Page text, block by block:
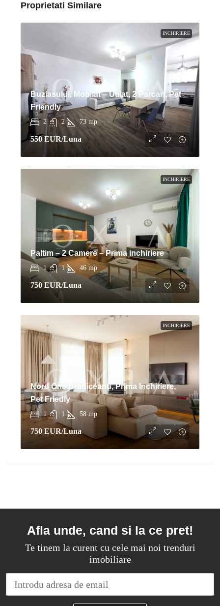
Proprietati Similare
INCHIRIERE
Buziasului, Mobilat – Utilat, 2 Parcari, Pet
Friendly
2 2 73 mp
550 EUR/Luna
INCHIRIERE
Paltim – 2 Camere – Prima inchiriere
1 1 46 mp
750 EUR/Luna
INCHIRIERE
Nord One Bradiceanu, Prima Inchiriere,
Pet Friedly
1 1 58 mp
750 EUR/Luna
Afla unde, cand si la ce pret!
Te tinem la curent cu cele mai noi trenduri
imobiliare